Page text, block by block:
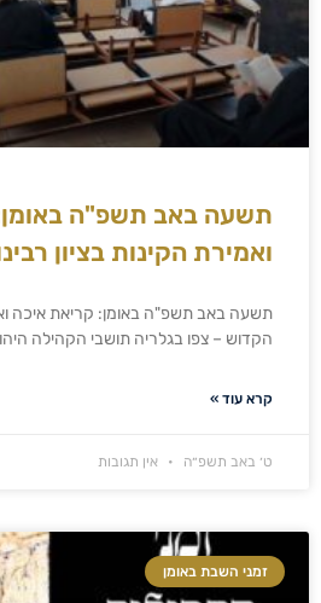
תשעה באב תשפ"ה
ואמירת הקינות בציון
תשעה באב תשפ"ה באומן: קריאת איכה
הקדוש – צפו בגלריה תושבי הקהילה
קרא עוד »
ט׳ באב תשפ״ה אין תגובות
זמני השבת באומן